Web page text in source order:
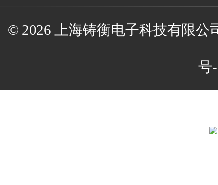
© 2026 上海铸衡电子科技有限公
号